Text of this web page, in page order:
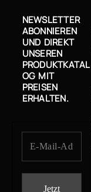
NEWSLETTER
ABONNIEREN
UND DIREKT
UNSEREN
PRODUKTKATAL
OG MIT
PREISEN
ERHALTEN.